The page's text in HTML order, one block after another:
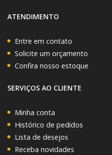
ATENDIMENTO
Entre em contato
Solicite um orçamento
Confira nosso estoque
SERVIÇOS AO CLIENTE
Minha conta
Histórico de pedidos
Lista de desejos
Receba novidades